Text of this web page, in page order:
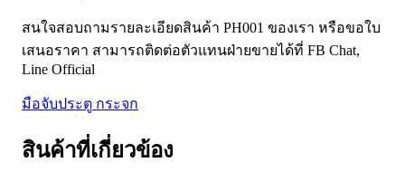
สนใจสอบถามรายละเอียดสินค้า PH001 ของเรา หรือขอใบ
เสนอราคา สามารถติดต่อตัวแทนฝ่ายขายได้ที่ FB Chat,
Line Official
มือจับประตู กระจก
สินค้าที่เกี่ยวข้อง